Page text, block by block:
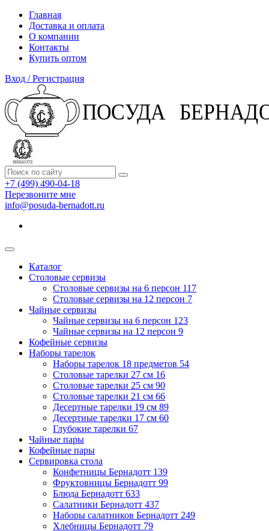
Главная
Доставка и оплата
О компании
Контакты
Купить оптом
Вход / Регистрация
+7 (499) 490-04-18
Перезвоните мне
info@posuda-bernadott.ru
Каталог
Столовые сервизы
Столовые сервизы на 6 персон 117
Столовые сервизы на 12 персон 7
Чайные сервизы
Чайные сервизы на 6 персон 123
Чайные сервизы на 12 персон 9
Кофейные сервизы
Наборы тарелок
Наборы тарелок 18 предметов 54
Столовые тарелки 27 см 16
Столовые тарелки 25 см 90
Столовые тарелки 21 см 66
Десертные тарелки 19 см 89
Десертные тарелки 17 см 60
Глубокие тарелки 67
Чайные пары
Кофейные пары
Сервировка стола
Конфетницы Бернадотт 139
Фруктовницы Бернадотт 99
Блюда Бернадотт 633
Салатники Бернадотт 437
Наборы салатников Бернадотт 249
Хлебницы Бернадотт 79